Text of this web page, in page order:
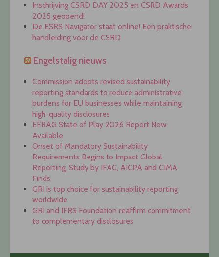
Inschrijving CSRD DAY 2025 en CSRD Awards
2025 geopend!
De ESRS Navigator staat online! Een praktische
handleiding voor de CSRD
Engelstalig nieuws
Commission adopts revised sustainability
reporting standards to reduce administrative
burdens for EU businesses while maintaining
high-quality disclosures
EFRAG State of Play 2026 Report Now
Available
Onset of Mandatory Sustainability
Requirements Begins to Impact Global
Reporting, Study by IFAC, AICPA and CIMA
Finds
GRI is top choice for sustainability reporting
worldwide
GRI and IFRS Foundation reaffirm commitment
to complementary disclosures